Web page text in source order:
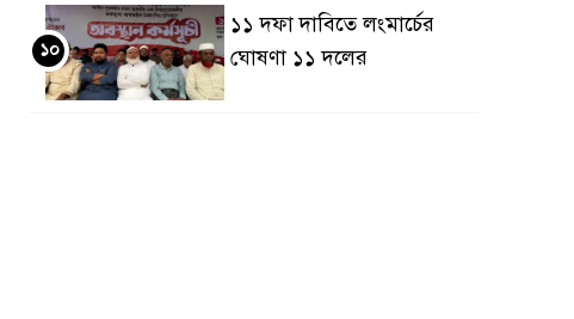
১১ দফা দাবিতে লংমার্চের
ঘোষণা ১১ দলের
১০